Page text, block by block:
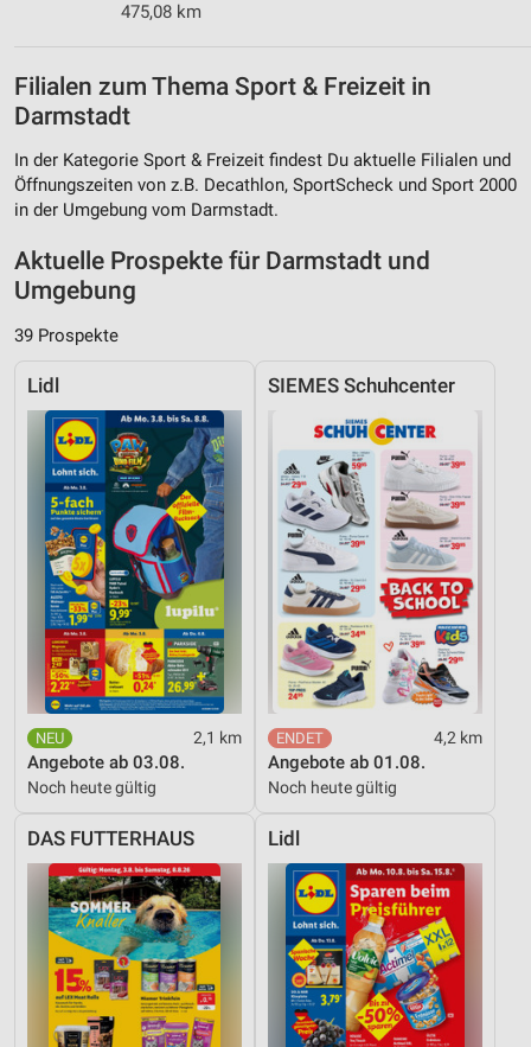
475,08 km
Filialen zum Thema Sport & Freizeit in
Darmstadt
In der Kategorie Sport & Freizeit findest Du aktuelle Filialen und
Öffnungszeiten von z.B. Decathlon, SportScheck und Sport 2000
in der Umgebung vom Darmstadt.
Aktuelle Prospekte für Darmstadt und
Umgebung
39 Prospekte
Lidl
2,1 km
Angebote ab 03.08.
Noch heute gültig
SIEMES Schuhcenter
4,2 km
Angebote ab 01.08.
Noch heute gültig
DAS FUTTERHAUS Lidl